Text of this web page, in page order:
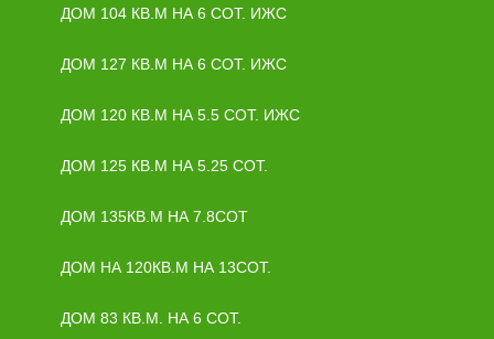
ДОМ 104 КВ.М НА 6 СОТ. ИЖС
ДОМ 127 КВ.М НА 6 СОТ. ИЖС
ДОМ 120 КВ.М НА 5.5 СОТ. ИЖС
ДОМ 125 КВ.М НА 5.25 СОТ.
ДОМ 135КВ.М НА 7.8СОТ
ДОМ НА 120КВ.М НА 13СОТ.
ДОМ 83 КВ.М. НА 6 СОТ.